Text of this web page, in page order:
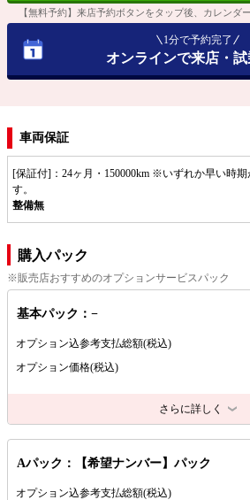
【無料予約】来店予約ボタンをタップ後、カレンダ
1分で予約完了
オンラインで来店・
車両保証
[保証付]：24ヶ月・150000km ※いずれか早い時
す。
整備無
購入パック
※販売店おすすめのオプションサービスパック
基本パック：−
オプション込参考支払総額(税込)
オプション価格(税込)
さらに詳しく
Aパック：【希望ナンバー】パック
オプション込参考支払総額(税込)